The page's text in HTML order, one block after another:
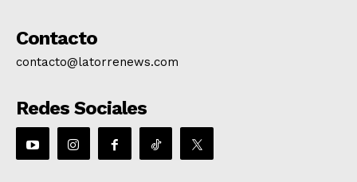
Contacto
contacto@latorrenews.com
Redes Sociales